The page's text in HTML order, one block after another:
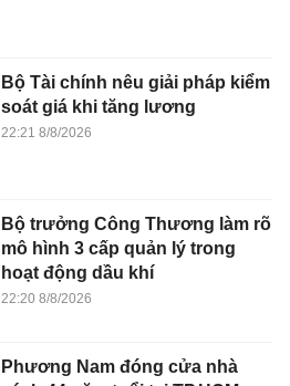
Bộ Tài chính nêu giải pháp kiểm
soát giá khi tăng lương
22:21 8/8/2026
Bộ trưởng Công Thương làm rõ
mô hình 3 cấp quản lý trong
hoạt động dầu khí
22:20 8/8/2026
Phương Nam đóng cửa nhà